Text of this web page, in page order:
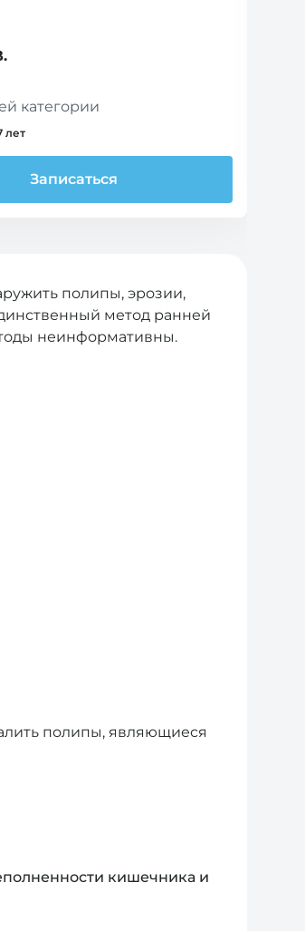
категории
лет
Записаться
полипы, эрозии,
метод ранней
неинформативны.
полипы, являющиеся
кишечника и